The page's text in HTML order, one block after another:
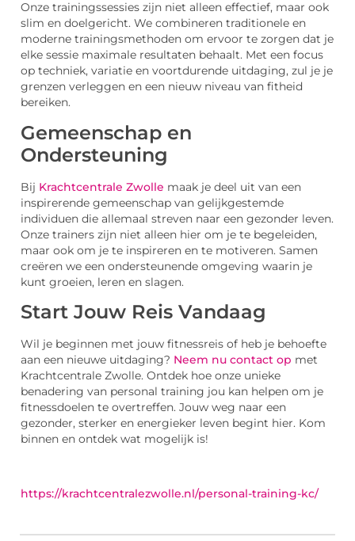
Onze trainingssessies zijn niet alleen effectief, maar ook
slim en doelgericht. We combineren traditionele en
moderne trainingsmethoden om ervoor te zorgen dat je
elke sessie maximale resultaten behaalt. Met een focus
op techniek, variatie en voortdurende uitdaging, zul je je
grenzen verleggen en een nieuw niveau van fitheid
bereiken.
Gemeenschap en
Ondersteuning
Bij Krachtcentrale Zwolle maak je deel uit van een
inspirerende gemeenschap van gelijkgestemde
individuen die allemaal streven naar een gezonder leven.
Onze trainers zijn niet alleen hier om je te begeleiden,
maar ook om je te inspireren en te motiveren. Samen
creëren we een ondersteunende omgeving waarin je
kunt groeien, leren en slagen.
Start Jouw Reis Vandaag
Wil je beginnen met jouw fitnessreis of heb je behoefte
aan een nieuwe uitdaging? Neem nu contact op met
Krachtcentrale Zwolle. Ontdek hoe onze unieke
benadering van personal training jou kan helpen om je
fitnessdoelen te overtreffen. Jouw weg naar een
gezonder, sterker en energieker leven begint hier. Kom
binnen en ontdek wat mogelijk is!
https://krachtcentralezwolle.nl/personal-training-kc/